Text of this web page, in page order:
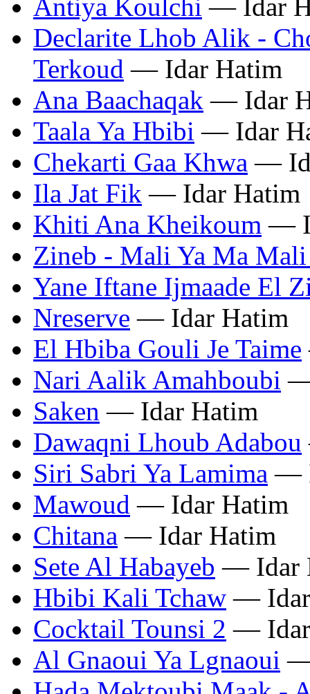
Antiya Koulchi — Idar
Declarite Lhob Alik -
Terkoud — Idar Hatim
Ana Baachaqak — Idar
Taala Ya Hbibi — Idar
Chekarti Gaa Khwa —
Ila Jat Fik — Idar Hatim
Khiti Ana Kheikoum —
Zineb - Mali Ya Ma
Yane Iftane Ijmaade El
Nreserve — Idar Hatim
El Hbiba Gouli Je Taime
Nari Aalik Amahboubi —
Saken — Idar Hatim
Dawaqni Lhoub Adabou
Siri Sabri Ya Lamima —
Mawoud — Idar Hatim
Chitana — Idar Hatim
Sete Al Habayeb — Idar
Hbibi Kali Tchaw —
Cocktail Tounsi 2 —
Al Gnaoui Ya Lgnaoui —